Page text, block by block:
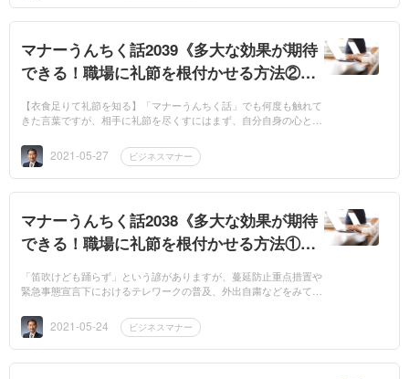
マナーうんちく話2039《多大な効果が期待
できる！職場に礼節を根付かせる方法②
【衣食足りて礼節を知る】「マナーうんちく話」でも何度も触れて
きた言葉ですが、相手に礼節を尽くすにはまず、自分自身の心と体
がイライラして...
2021-05-27 ビジネスマナー
マナーうんちく話2038《多大な効果が期待
できる！職場に礼節を根付かせる方法①
「笛吹けども踊らず」という諺がありますが、蔓延防止重点措置や
緊急事態宣言下におけるテレワークの普及、外出自粛などをみて
ません。いろいろ...
2021-05-24 ビジネスマナー